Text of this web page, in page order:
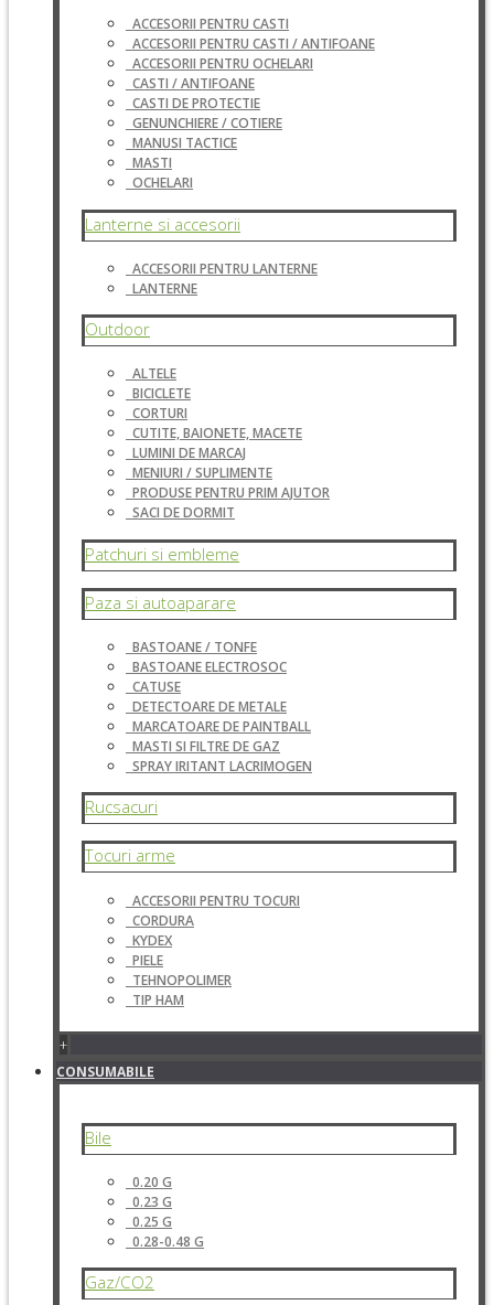
ACCESORII PENTRU CASTI
ACCESORII PENTRU CASTI / ANTIFOANE
ACCESORII PENTRU OCHELARI
CASTI / ANTIFOANE
CASTI DE PROTECTIE
GENUNCHIERE / COTIERE
MANUSI TACTICE
MASTI
OCHELARI
Lanterne si accesorii
ACCESORII PENTRU LANTERNE
LANTERNE
Outdoor
ALTELE
BICICLETE
CORTURI
CUTITE, BAIONETE, MACETE
LUMINI DE MARCAJ
MENIURI / SUPLIMENTE
PRODUSE PENTRU PRIM AJUTOR
SACI DE DORMIT
Patchuri si embleme
Paza si autoaparare
BASTOANE / TONFE
BASTOANE ELECTROSOC
CATUSE
DETECTOARE DE METALE
MARCATOARE DE PAINTBALL
MASTI SI FILTRE DE GAZ
SPRAY IRITANT LACRIMOGEN
Rucsacuri
Tocuri arme
ACCESORII PENTRU TOCURI
CORDURA
KYDEX
PIELE
TEHNOPOLIMER
TIP HAM
+
CONSUMABILE
Bile
0.20 G
0.23 G
0.25 G
0.28-0.48 G
Gaz/CO2